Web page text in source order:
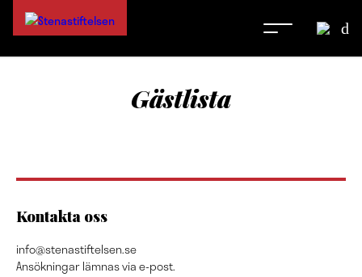
Gästlista
Kontakta oss
info@stenastiftelsen.se
Ansökningar lämnas via e-post.